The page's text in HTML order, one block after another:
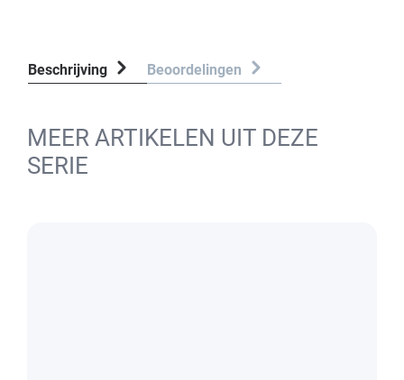
Beschrijving Beoordelingen
MEER ARTIKELEN UIT DEZE
SERIE